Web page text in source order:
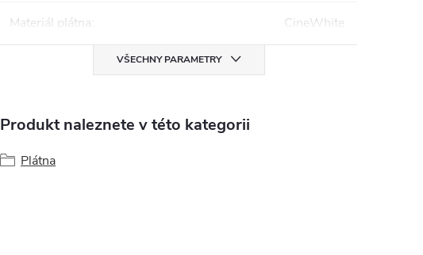
Materiál plátna: CineWhite
VŠECHNY PARAMETRY
Produkt naleznete v této kategorii
Plátna